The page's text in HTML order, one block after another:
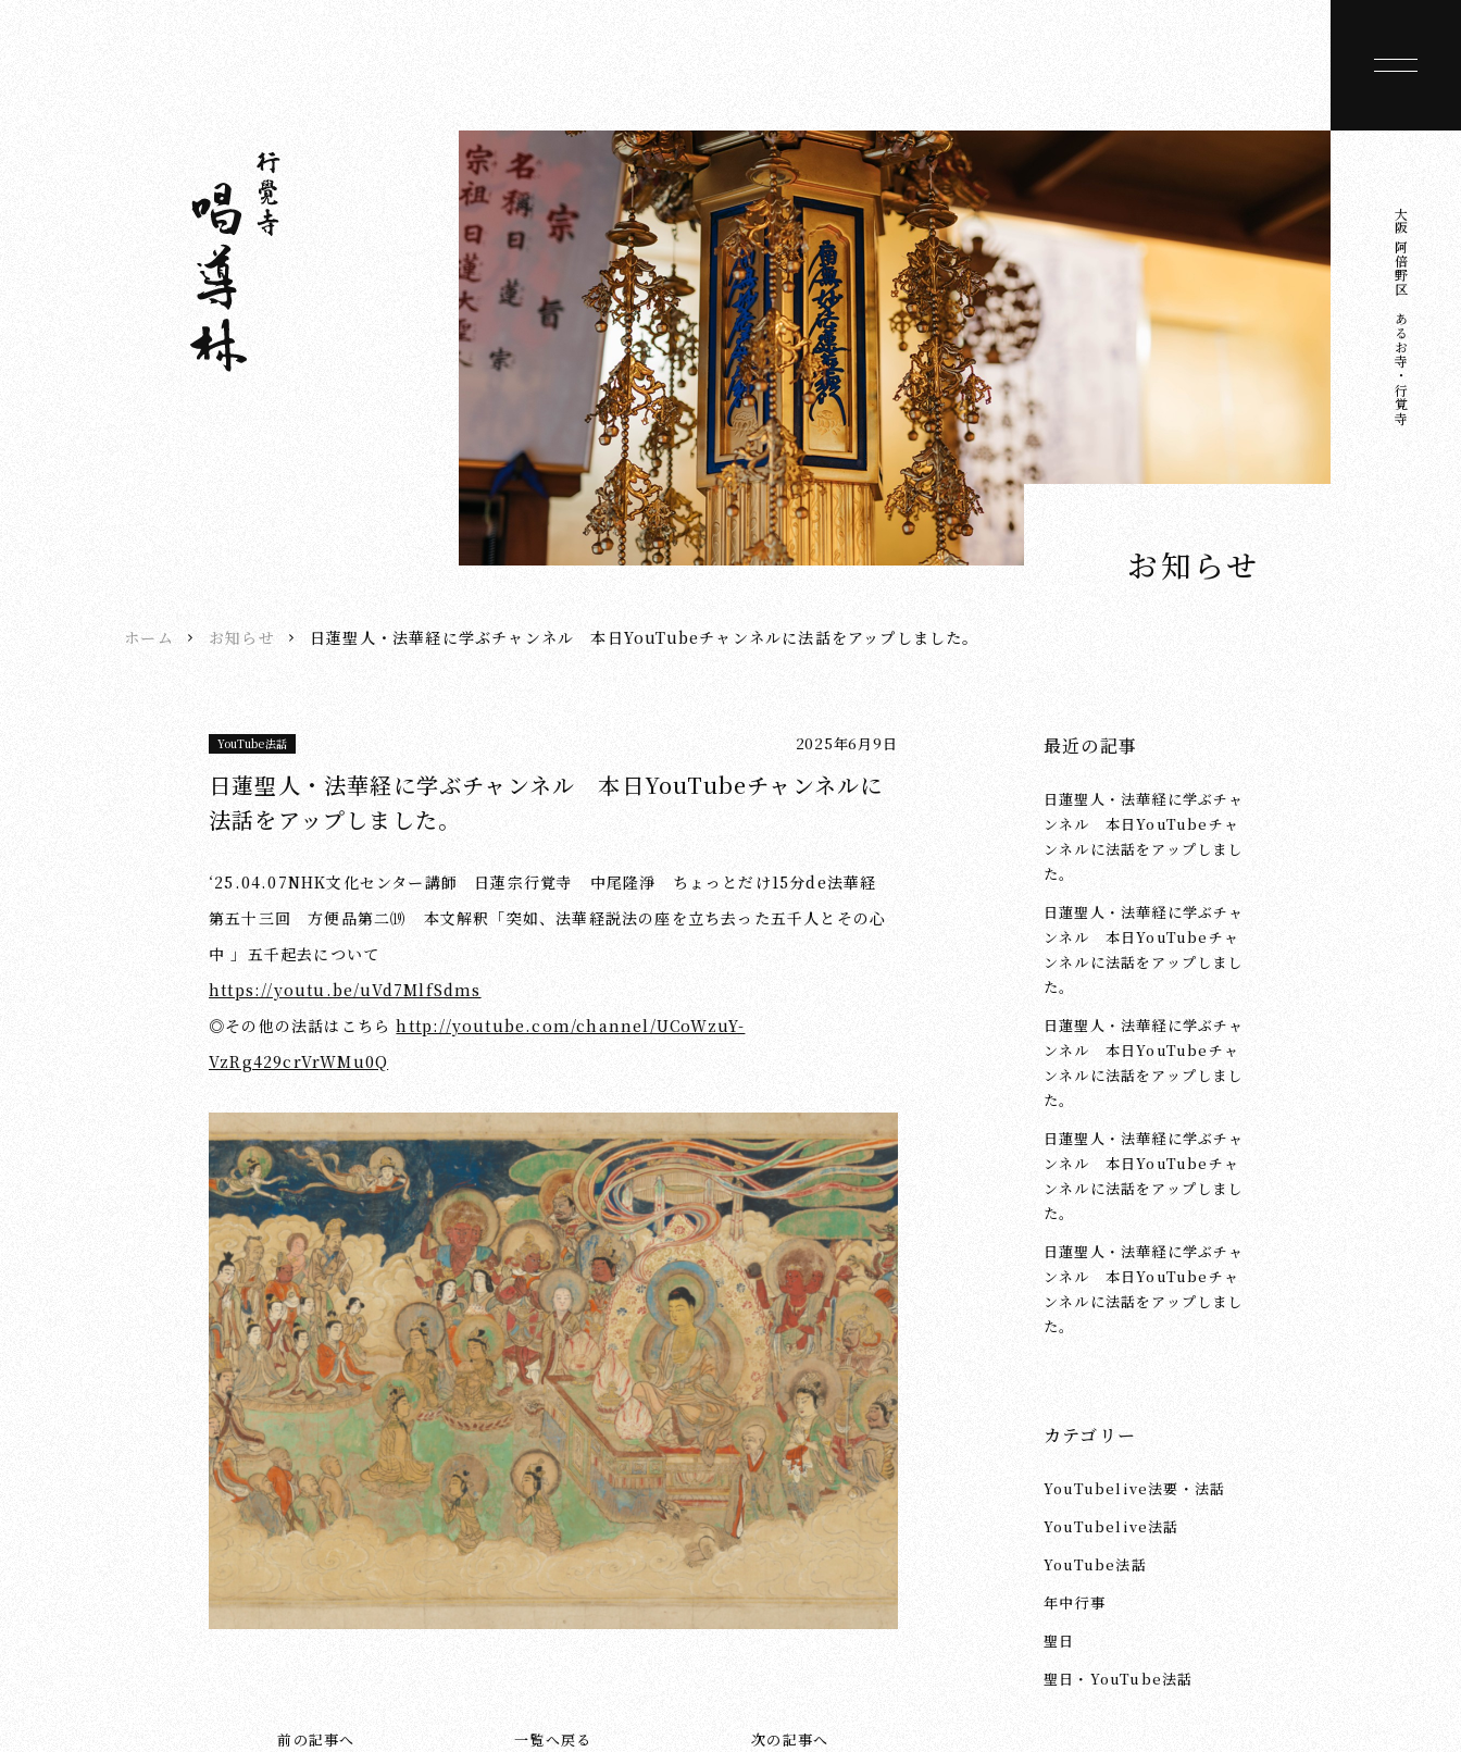
お知らせ
大阪 阿倍野区にあるお寺・行覚寺
ホーム お知らせ 日蓮聖人・法華経に学ぶチャンネル 本日YouTubeチャンネルに法話をアップしました。
2025年6月9日
YouTube法話
日蓮聖人・法華経に学ぶチャンネル 本日YouTubeチャンネルに
法話をアップしました。
‘25.04.07NHK文化センター講師 日蓮宗行覚寺 中尾隆淨 ちょっとだけ15分de法華経
第五十三回 方便品第二⒆ 本文解釈「突如、法華経説法の座を立ち去った五千人とその心
中 」五千起去について
https://youtu.be/uVd7MlfSdms
◎その他の法話はこちらhttp://youtube.com/channel/UCoWzuY-
VzRg429crVrWMu0Q
前の記事へ 一覧へ戻る 次の記事へ
最近の記事
日蓮聖人・法華経に学ぶチャ
ンネル 本日YouTubeチャ
ンネルに法話をアップしまし
た。
日蓮聖人・法華経に学ぶチャ
ンネル 本日YouTubeチャ
ンネルに法話をアップしまし
た。
日蓮聖人・法華経に学ぶチャ
ンネル 本日YouTubeチャ
ンネルに法話をアップしまし
た。
日蓮聖人・法華経に学ぶチャ
ンネル 本日YouTubeチャ
ンネルに法話をアップしまし
た。
日蓮聖人・法華経に学ぶチャ
ンネル 本日YouTubeチャ
ンネルに法話をアップしまし
た。
カテゴリー
YouTubelive法要・法話
YouTubelive法話
YouTube法話
年中行事
聖日
聖日・YouTube法話